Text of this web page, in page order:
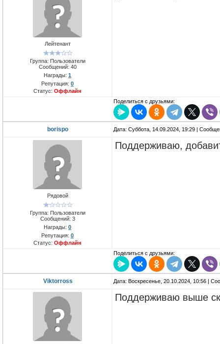
Лейтенант
Группа: Пользователи
Сообщений: 40
Награды: 1
Репутация: 0
Статус: Оффлайн
Поделиться с друзьями:
borispo Дата: Суббота, 14.09.2024, 19:29 |
Рядовой
Группа: Пользователи
Сообщений: 3
Награды: 0
Репутация: 0
Статус: Оффлайн
Поддерживаю,
Поделиться с друзьями:
Viktorross Дата: Воскресенье, 20.10.2024, 10:56 |
Поддерживаю выше